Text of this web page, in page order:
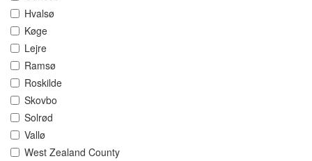
Hvalsø
Køge
Lejre
Ramsø
Roskilde
Skovbo
Solrød
Vallø
West Zealand County